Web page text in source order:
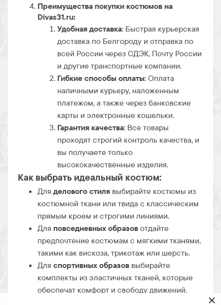
Преимущества покупки костюмов на
Divas31.ru:
Удобная доставка: Быстрая курьерская
доставка по Белгороду и отправка по
всей России через СДЭК, Почту России
и другие транспортные компании.
Гибкие способы оплаты: Оплата
наличными курьеру, наложенным
платежом, а также через банковские
карты и электронные кошельки.
Гарантия качества: Все товары
проходят строгий контроль качества, и
вы получаете только
высококачественные изделия.
Как выбрать идеальный костюм:
Для делового стиля выбирайте костюмы из
костюмной ткани или твида с классическим
прямым кроем и строгими линиями.
Для повседневных образовотдайте
предпочтение костюмам с мягкими тканями,
такими как вискоза, трикотаж или шерсть.
Для спортивных образов выбирайте
комплекты из эластичных тканей, которые
обеспечат комфорт и свободу движений.
×